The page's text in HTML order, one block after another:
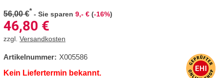
56,00 €* - Sie sparen 9,- € (-16%)
46,80 €
zzgl. Versandkosten
Artikelnummer: X005586
Kein Liefertermin bekannt.